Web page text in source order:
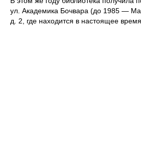
ул. Академика Бочвара (до 1985 —
д. 2, где находится в настоящее